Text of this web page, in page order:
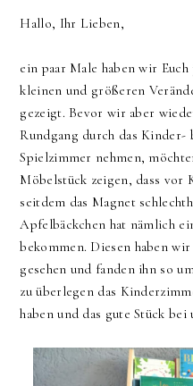
Hallo, Ihr Lieben,
ein paar Male haben wir
kleinen und größeren
gezeigt. Bevor wir aber
Rundgang durch das Kinder-
Spielzimmer nehmen,
Möbelstück zeigen, dass vor
seitdem das Magnet
Apfelbäckchen hat nämlich
bekommen. Diesen haben
gesehen und fanden ihn so
zu überlegen das
haben und das gute Stück bei